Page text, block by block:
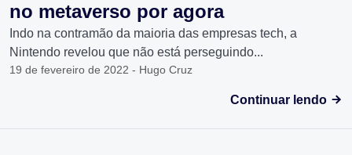
no metaverso por agora
Indo na contramão da maioria das empresas tech, a
Nintendo revelou que não está perseguindo...
19 de fevereiro de 2022 - Hugo Cruz
Continuar lendo